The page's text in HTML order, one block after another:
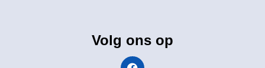
Volg ons op